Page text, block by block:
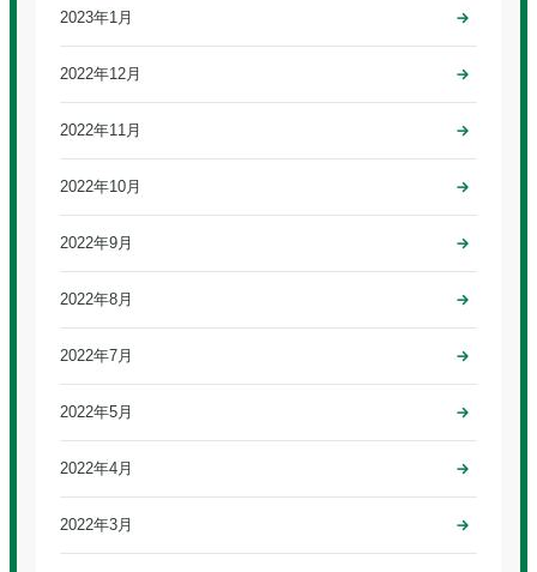
2023年1月
2022年12月
2022年11月
2022年10月
2022年9月
2022年8月
2022年7月
2022年5月
2022年4月
2022年3月